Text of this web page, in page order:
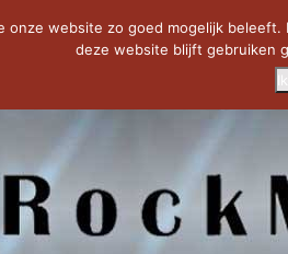
HEAD SOCIETY... PRIDE OF
onze website zo goed mogelijk
deze website blijft gebruiken